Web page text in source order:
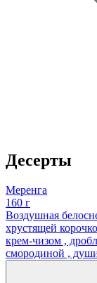
Десерты
Меренга
160 г
Воздушная
хрустящей
крем-чизом ,
смородиной ,